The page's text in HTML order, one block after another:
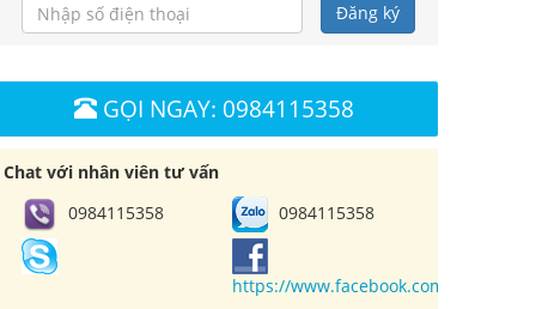
Đăng ký
GỌI NGAY: 0984115358
Chat với nhân viên tư vấn
0984115358
0984115358
https://www.facebook.com/